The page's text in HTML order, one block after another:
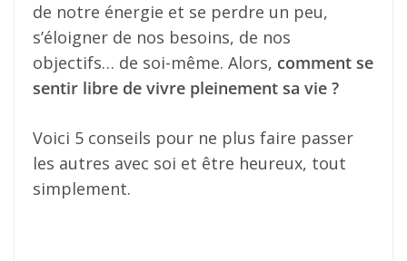
de notre énergie et se perdre un peu,
s’éloigner de nos besoins, de nos
objectifs… de soi-même. Alors, comment se
sentir libre de vivre pleinement sa vie ?
Voici 5 conseils pour ne plus faire passer
les autres avec soi et être heureux, tout
simplement.